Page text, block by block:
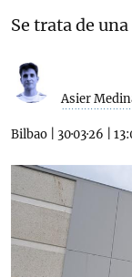
Se trata de
Asier
Bilbao 30·03·26